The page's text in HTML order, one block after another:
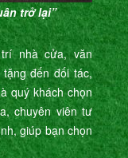
trở lại”
nhà cửa, văn
đến đối tác,
quý khách chọn
chuyên viên tư
giúp bạn chọn